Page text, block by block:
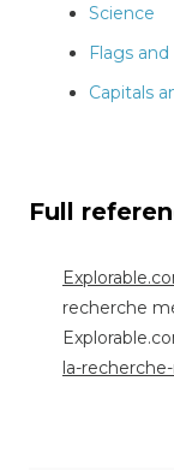
Science
Flags
Capitals
Full
recherche
la-